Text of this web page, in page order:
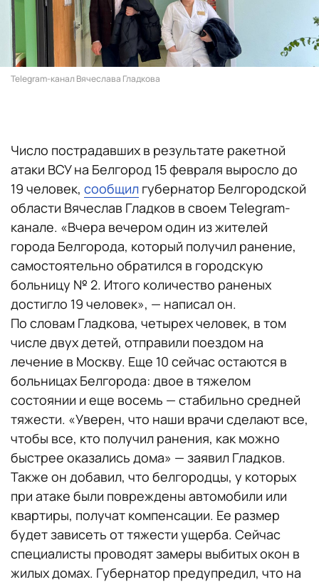
Telegram-канал Вячеслава Гладкова
Число пострадавших в результате ракетной
атаки ВСУ на Белгород 15 февраля выросло до
19 человек, сообщил губернатор Белгородской
области Вячеслав Гладков в своем Telegram-
канале. «Вчера вечером один из жителей
города Белгорода, который получил ранение,
самостоятельно обратился в городскую
больницу № 2. Итого количество раненых
достигло 19 человек», — написал он.
По словам Гладкова, четырех человек, в том
числе двух детей, отправили поездом на
лечение в Москву. Еще 10 сейчас остаются в
больницах Белгорода: двое в тяжелом
состоянии и еще восемь — стабильно средней
тяжести. «Уверен, что наши врачи сделают все,
чтобы все, кто получил ранения, как можно
быстрее оказались дома» — заявил Гладков.
Также он добавил, что белгородцы, у которых
при атаке были повреждены автомобили или
квартиры, получат компенсации. Ее размер
будет зависеть от тяжести ущерба. Сейчас
специалисты проводят замеры выбитых окон в
жилых домах. Губернатор предупредил, что на